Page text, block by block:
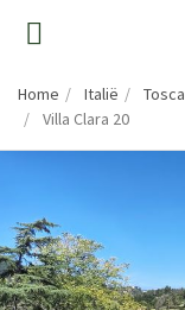
Home Italië
Villa Clara 20